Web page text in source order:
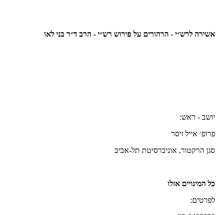
אשירה לרש״י - הרהורים על פירוש רש״י - הרב ד״ר בני לאו
יושב - ראש:
פרופ׳ אייל זיסר
סגן הרקטור, אוניברסיטת תל-אביב
כל המינויים אזלו
לפרטים: